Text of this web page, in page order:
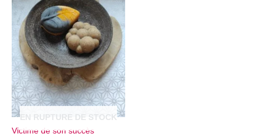
EN RUPTURE DE STOCK
Victime de son succès